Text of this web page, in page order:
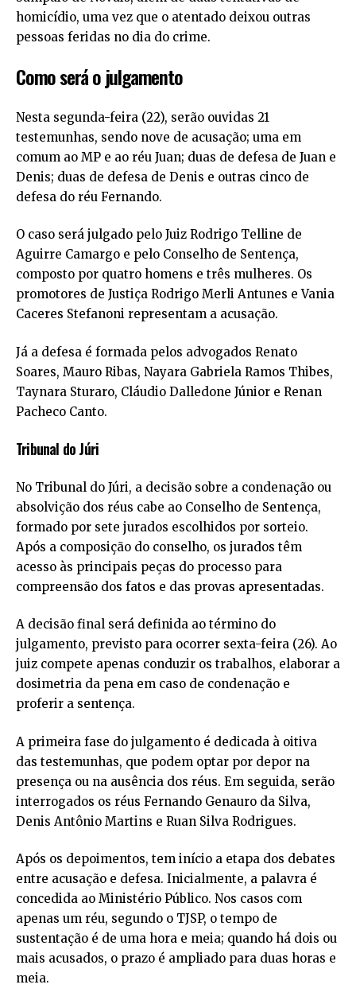
homicídio, uma vez que o atentado deixou outras
pessoas feridas no dia do crime.
Como será o julgamento
Nesta segunda-feira (22), serão ouvidas 21
testemunhas, sendo nove de acusação; uma em
comum ao MP e ao réu Juan; duas de defesa de Juan e
Denis; duas de defesa de Denis e outras cinco de
defesa do réu Fernando.
O caso será julgado pelo Juiz Rodrigo Telline de
Aguirre Camargo e pelo Conselho de Sentença,
composto por quatro homens e três mulheres. Os
promotores de Justiça Rodrigo Merli Antunes e Vania
Caceres Stefanoni representam a acusação.
Já a defesa é formada pelos advogados Renato
Soares, Mauro Ribas, Nayara Gabriela Ramos Thibes,
Taynara Sturaro, Cláudio Dalledone Júnior e Renan
Pacheco Canto.
Tribunal do Júri
No Tribunal do Júri, a decisão sobre a condenação ou
absolvição dos réus cabe ao Conselho de Sentença,
formado por sete jurados escolhidos por sorteio.
Após a composição do conselho, os jurados têm
acesso às principais peças do processo para
compreensão dos fatos e das provas apresentadas.
A decisão final será definida ao término do
julgamento, previsto para ocorrer sexta-feira (26). Ao
juiz compete apenas conduzir os trabalhos, elaborar a
dosimetria da pena em caso de condenação e
proferir a sentença.
A primeira fase do julgamento é dedicada à oitiva
das testemunhas, que podem optar por depor na
presença ou na ausência dos réus. Em seguida, serão
interrogados os réus Fernando Genauro da Silva,
Denis Antônio Martins e Ruan Silva Rodrigues.
Após os depoimentos, tem início a etapa dos debates
entre acusação e defesa. Inicialmente, a palavra é
concedida ao Ministério Público. Nos casos com
apenas um réu, segundo o TJSP, o tempo de
sustentação é de uma hora e meia; quando há dois ou
mais acusados, o prazo é ampliado para duas horas e
meia.